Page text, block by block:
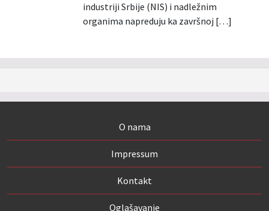
industriji Srbije (NIS) i nadležnim
organima napreduju ka završnoj […]
O nama
Impressum
Kontakt
Oglašavanje